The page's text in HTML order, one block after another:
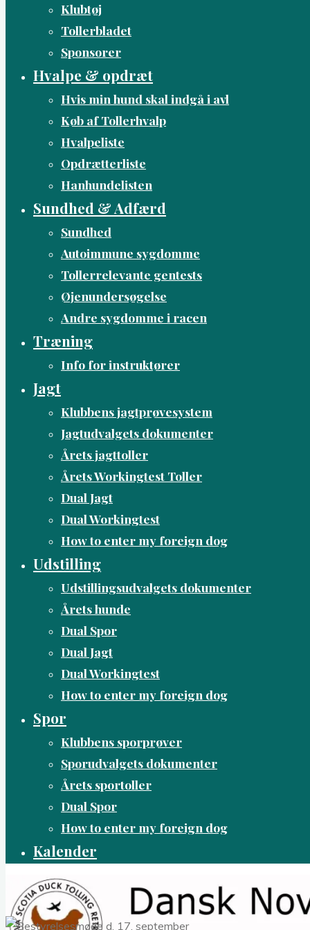
Klubtøj
Tollerbladet
Sponsorer
Hvalpe & opdræt
Hvis min hund skal indgå i avl
Køb af Tollerhvalp
Hvalpeliste
Opdrætterliste
Hanhundelisten
Sundhed & Adfærd
Sundhed
Autoimmune sygdomme
Tollerrelevante gentests
Øjenundersøgelse
Andre sygdomme i racen
Træning
Info for instruktører
Jagt
Klubbens jagtprøvesystem
Jagtudvalgets dokumenter
Årets jagttoller
Årets Workingtest Toller
Dual Jagt
Dual Workingtest
How to enter my foreign dog
Udstilling
Udstillingsudvalgets dokumenter
Årets hunde
Dual Spor
Dual Jagt
Dual Workingtest
How to enter my foreign dog
Spor
Klubbens sporprøver
Sporudvalgets dokumenter
Årets sportoller
Dual Spor
How to enter my foreign dog
Kalender